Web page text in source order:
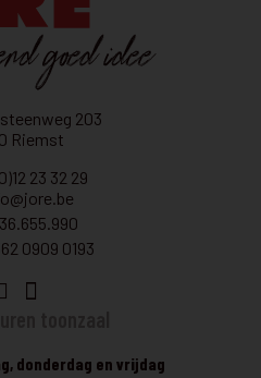
203
Riemst
23 32 29
0909 0193
donderdag en vrijdag